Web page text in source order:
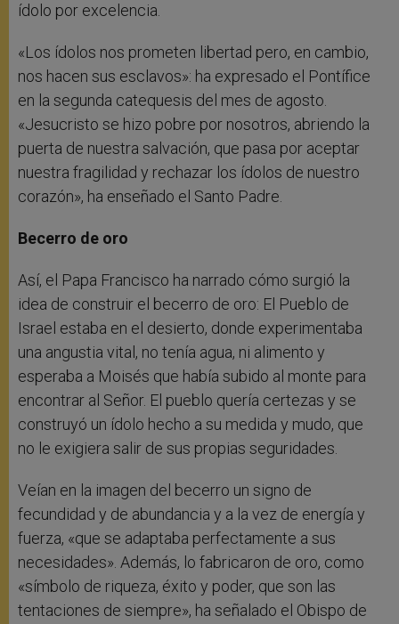
ídolo por excelencia.
«Los ídolos nos prometen libertad pero, en cambio,
nos hacen sus esclavos»: ha expresado el Pontífice
en la segunda catequesis del mes de agosto.
«Jesucristo se hizo pobre por nosotros, abriendo la
puerta de nuestra salvación, que pasa por aceptar
nuestra fragilidad y rechazar los ídolos de nuestro
corazón», ha enseñado el Santo Padre.
Becerro de oro
Así, el Papa Francisco ha narrado cómo surgió la
idea de construir el becerro de oro: El Pueblo de
Israel estaba en el desierto, donde experimentaba
una angustia vital, no tenía agua, ni alimento y
esperaba a Moisés que había subido al monte para
encontrar al Señor. El pueblo quería certezas y se
construyó un ídolo hecho a su medida y mudo, que
no le exigiera salir de sus propias seguridades.
Veían en la imagen del becerro un signo de
fecundidad y de abundancia y a la vez de energía y
fuerza, «que se adaptaba perfectamente a sus
necesidades». Además, lo fabricaron de oro, como
«símbolo de riqueza, éxito y poder, que son las
tentaciones de siempre», ha señalado el Obispo de